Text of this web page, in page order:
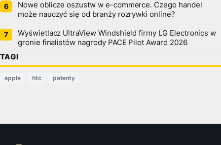
Nowe oblicze oszustw w e-commerce. Czego handel
może nauczyć się od branży rozrywki online?
Wyświetlacz UltraView Windshield firmy LG Electronics w
gronie finalistów nagrody PACE Pilot Award 2026
TAGI
apple htc patenty